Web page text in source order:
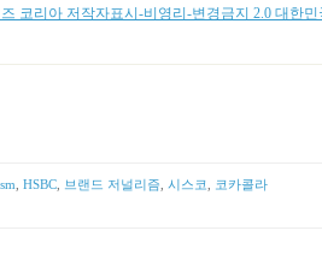
코리아 저작자표시-비영리-변경금지 2.0 대한민
HSBC, 브랜드 저널리즘 시스코
코카콜라